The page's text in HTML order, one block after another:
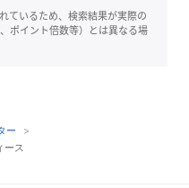
ているため、検索結果が実際の
ポイント倍数等）とは異なる場
ー
ース